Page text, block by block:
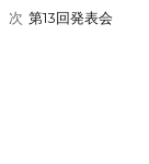
ビ
次
次
第13回発表会